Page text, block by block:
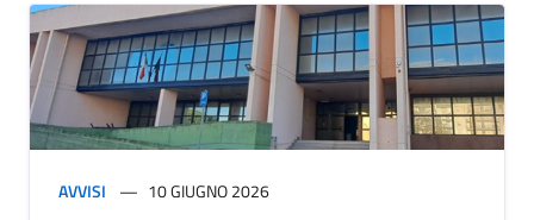
AVVISI 10 GIUGNO 2026